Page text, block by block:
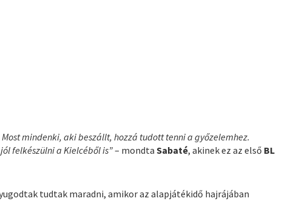
mindenki, aki beszállt, hozzá tudott tenni a győzelemhez.
felkészülni a Kielcéből is”– mondtaSabaté, akinek ez az első BL
tudtak maradni, amikor az alapjátékidő hajrájában